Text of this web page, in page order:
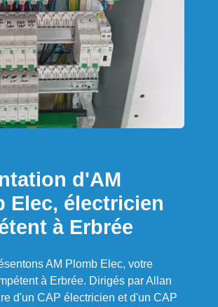
d'AM
Elec, électricien
à Erbrée
AM Plomb Elec, votre
à Erbrée. Dirigés par Allan
d'un CAP électricien et d'un CAP